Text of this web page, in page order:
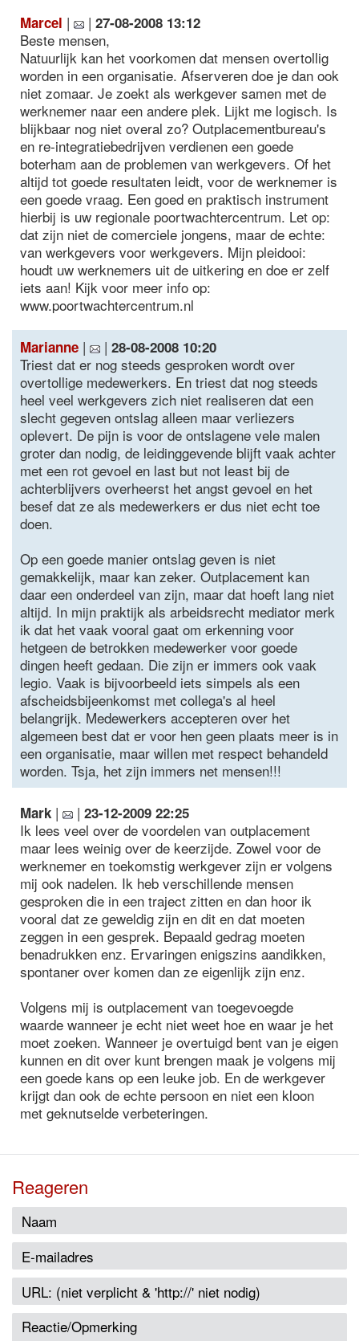
Marcel | | 27-08-2008 13:12
Beste mensen,
Natuurlijk kan het voorkomen dat mensen overtollig
worden in een organisatie. Afserveren doe je dan ook
niet zomaar. Je zoekt als werkgever samen met de
werknemer naar een andere plek. Lijkt me logisch. Is
blijkbaar nog niet overal zo? Outplacementbureau's
en re-integratiebedrijven verdienen een goede
boterham aan de problemen van werkgevers. Of het
altijd tot goede resultaten leidt, voor de werknemer is
een goede vraag. Een goed en praktisch instrument
hierbij is uw regionale poortwachtercentrum. Let op:
dat zijn niet de comerciele jongens, maar de echte:
van werkgevers voor werkgevers. Mijn pleidooi:
houdt uw werknemers uit de uitkering en doe er zelf
iets aan! Kijk voor meer info op:
www.poortwachtercentrum.nl
Marianne | | 28-08-2008 10:20
Triest dat er nog steeds gesproken wordt over
overtollige medewerkers. En triest dat nog steeds
heel veel werkgevers zich niet realiseren dat een
slecht gegeven ontslag alleen maar verliezers
oplevert. De pijn is voor de ontslagene vele malen
groter dan nodig, de leidinggevende blijft vaak achter
met een rot gevoel en last but not least bij de
achterblijvers overheerst het angst gevoel en het
besef dat ze als medewerkers er dus niet echt toe
doen.
Op een goede manier ontslag geven is niet
gemakkelijk, maar kan zeker. Outplacement kan
daar een onderdeel van zijn, maar dat hoeft lang niet
altijd. In mijn praktijk als arbeidsrecht mediator merk
ik dat het vaak vooral gaat om erkenning voor
hetgeen de betrokken medewerker voor goede
dingen heeft gedaan. Die zijn er immers ook vaak
legio. Vaak is bijvoorbeeld iets simpels als een
afscheidsbijeenkomst met collega's al heel
belangrijk. Medewerkers accepteren over het
algemeen best dat er voor hen geen plaats meer is in
een organisatie, maar willen met respect behandeld
worden. Tsja, het zijn immers net mensen!!!
Mark | | 23-12-2009 22:25
Ik lees veel over de voordelen van outplacement
maar lees weinig over de keerzijde. Zowel voor de
werknemer en toekomstig werkgever zijn er volgens
mij ook nadelen. Ik heb verschillende mensen
gesproken die in een traject zitten en dan hoor ik
vooral dat ze geweldig zijn en dit en dat moeten
zeggen in een gesprek. Bepaald gedrag moeten
benadrukken enz. Ervaringen enigszins aandikken,
spontaner over komen dan ze eigenlijk zijn enz.
Volgens mij is outplacement van toegevoegde
waarde wanneer je echt niet weet hoe en waar je het
moet zoeken. Wanneer je overtuigd bent van je eigen
kunnen en dit over kunt brengen maak je volgens mij
een goede kans op een leuke job. En de werkgever
krijgt dan ook de echte persoon en niet een kloon
met geknutselde verbeteringen.
Reageren